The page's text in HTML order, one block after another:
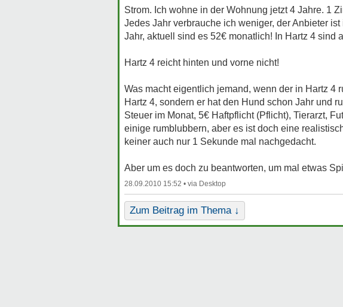
Strom. Ich wohne in der Wohnung jetzt 4 Jahre. 1
Jedes Jahr verbrauche ich weniger, der Anbieter
Jahr, aktuell sind es 52€ monatlich! In Hartz 4 sind
Hartz 4 reicht hinten und vorne nicht!
Was macht eigentlich jemand, wenn der in Hartz 4
Hartz 4, sondern er hat den Hund schon Jahr und
Steuer im Monat, 5€ Haftpflicht (Pflicht), Tierarzt,
einige rumblubbern, aber es ist doch eine
keiner auch nur 1 Sekunde mal nachgedacht.
Aber um es doch zu beantworten, um mal etwas
28.09.2010 15:52 •
Zum Beitrag im Thema ↓